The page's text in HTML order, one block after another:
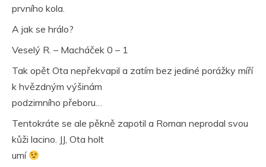
prvního kola.
A jak se hrálo?
Veselý R. – Macháček 0 – 1
Tak opět Ota nepřekvapil a zatím bez jediné porážky míří
k hvězdným výšinám
podzimního přeboru…
Tentokráte se ale pěkně zapotil a Roman neprodal svou
kůži lacino. JJ, Ota holt
umí